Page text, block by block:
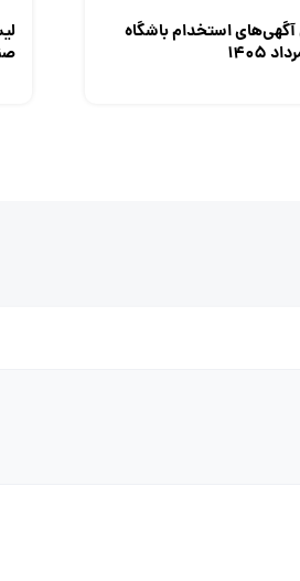
استخدام باشگاه